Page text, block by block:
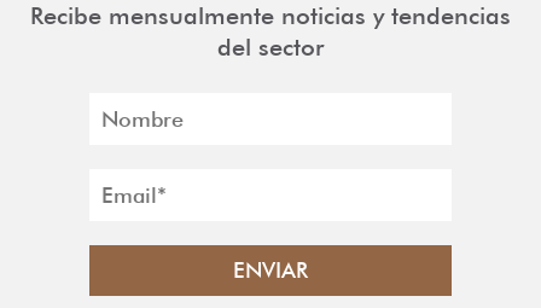
Recibe mensualmente noticias y tendencias
del sector